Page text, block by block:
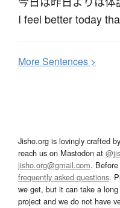
I feel better today
MoreSentences >
Jisho.org is lovingly crafted by
reach us on Mastodon at
jisho.org@gmail.com.
frequently asked questions.
we get, but it can take a
project and we do not have